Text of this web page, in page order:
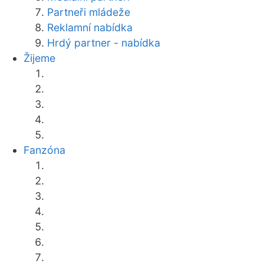
Partneři mládeže
Reklamní nabídka
Hrdý partner - nabídka
Žijeme
Fanzóna